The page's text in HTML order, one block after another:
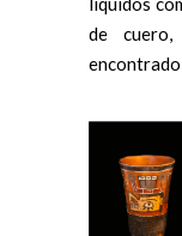
de
encontrado